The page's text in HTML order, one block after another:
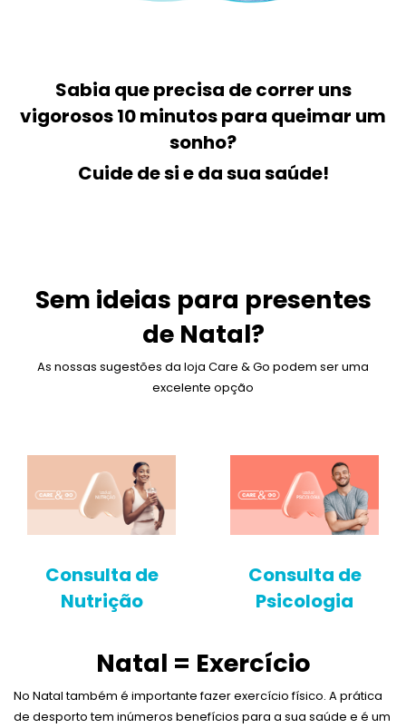
Sabia que precisa de correr uns
vigorosos 10 minutos para queimar um
sonho?
Cuide de si e da sua saúde!
Sem ideias para presentes
de Natal?
As nossas sugestões da loja Care & Go podem ser uma
excelente opção
Consulta de
Nutrição
Consulta de
Psicologia
Natal = Exercício
No Natal também é importante fazer exercício físico. A prática
de desporto tem inúmeros benefícios para a sua saúde e é um